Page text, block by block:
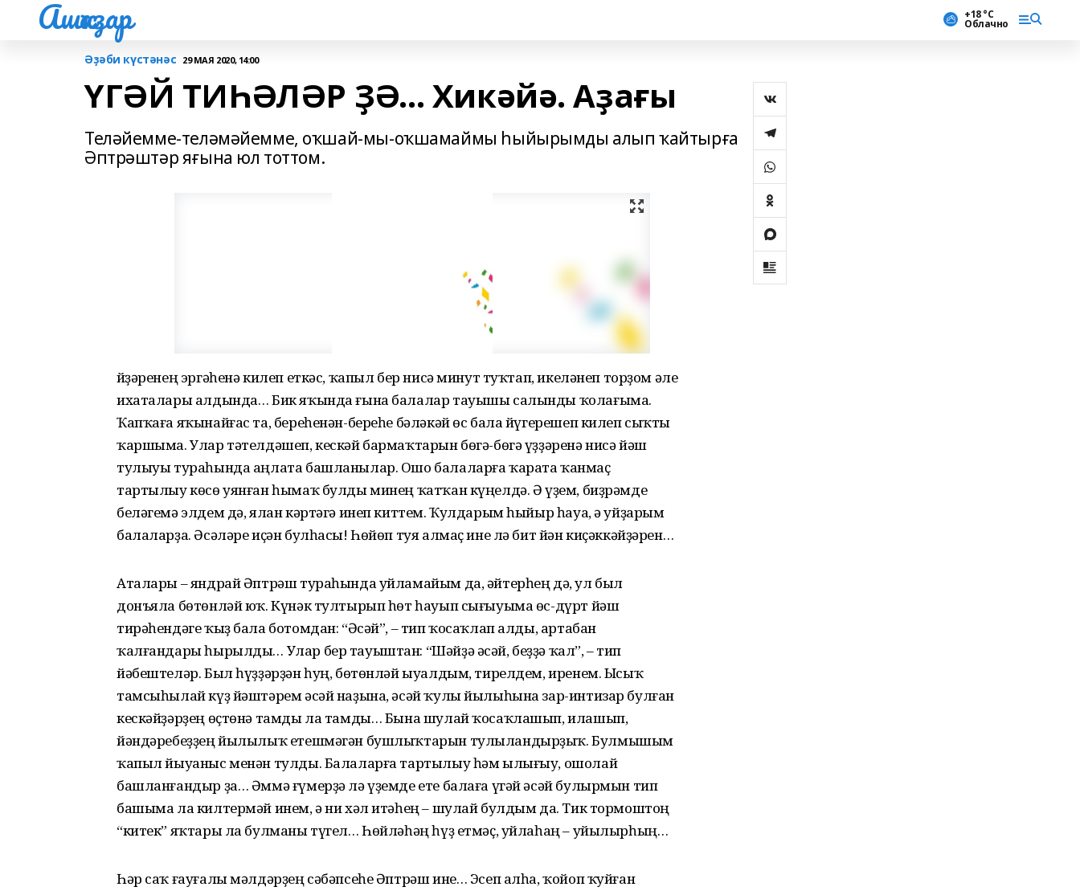
Ашҡаҙар +18 °С
Облачно
Әҙәби күстәнәс 29 МАЯ 2020, 14:00
ҮГӘЙ ТИҺӘЛӘР ҘӘ… Хикәйә. Аҙағы
Теләйемме-теләмәйемме, оҡшай-мы-оҡшамаймы һыйырымды алып ҡайтырға
Әптрәштәр яғына юл тоттом.
Өйҙәренең эргәһенә килеп еткәс, ҡапыл бер нисә минут туҡтап, икеләнеп торҙом әле
ихаталары алдында… Бик яҡында ғына балалар тауышы салынды ҡолағыма.
Ҡапҡаға яҡынайғас та, береһенән-береһе бәләкәй өс бала йүгерешеп килеп сыҡты
ҡаршыма. Улар тәтелдәшеп, кескәй бармаҡтарын бөгә-бөгә үҙҙәренә нисә йәш
тулыуы тураһында аңлата башланылар. Ошо балаларға ҡарата ҡанмаҫ
тартылыу көсө уянған һымаҡ булды минең ҡатҡан күңелдә. Ә үҙем, биҙрәмде
беләгемә элдем дә, ялан кәртәгә инеп киттем. Ҡулдарым һыйыр һауа, ә уйҙарым
балаларҙа. Әсәләре иҫән булһасы! Һөйөп туя алмаҫ ине лә бит йән киҫәккәйҙәрен…
Аталары – яндрай Әптрәш тураһында уйламайым да, әйтерһең дә, ул был
донъяла бөтөнләй юҡ. Күнәк тултырып һөт һауып сығыуыма өс-дүрт йәш
тирәһендәге ҡыҙ бала ботомдан: “Әсәй”, – тип ҡосаҡлап алды, артабан
ҡалғандары һырылды… Улар бер тауыштан: “Шәйҙә әсәй, беҙҙә ҡал”, – тип
йәбештеләр. Был һүҙҙәрҙән һуң, бөтөнләй ыуалдым, тирелдем, иренем. Ысыҡ
тамсыһылай күҙ йәштәрем әсәй наҙына, әсәй ҡулы йылыһына зар-интизар булған
кескәйҙәрҙең өҫтөнә тамды ла тамды… Бына шулай ҡосаҡлашып, илашып,
йәндәребеҙҙең йылылыҡ етешмәгән бушлыҡтарын тулыландырҙыҡ. Булмышым
ҡапыл йыуаныс менән тулды. Балаларға тартылыу һәм ылығыу, ошолай
башланғандыр ҙа… Әммә ғүмерҙә лә үҙемде ете балаға үгәй әсәй булырмын тип
башыма ла килтермәй инем, ә ни хәл итәһең – шулай булдым да. Тик тормоштоң
“китек” яҡтары ла булманы түгел… Һөйләһәң һүҙ етмәҫ, уйлаһаң – уйылырһың…
Һәр саҡ ғауғалы мәлдәрҙең сәбәпсеһе Әптрәш ине… Эсеп алһа, ҡойоп ҡуйған